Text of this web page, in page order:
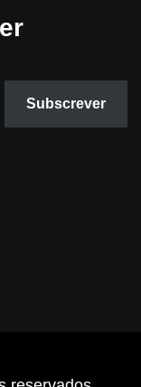
Subscrever